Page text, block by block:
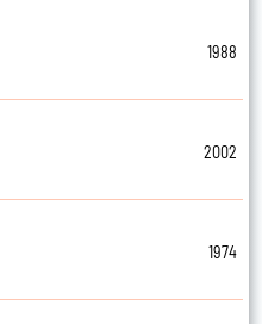
1988
2002
1974